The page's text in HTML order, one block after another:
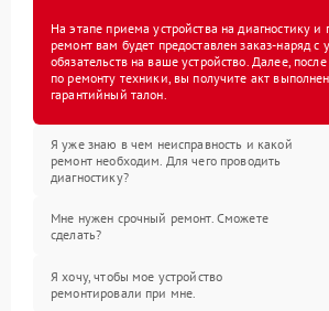
На этапе приема устройства на диагностику
ремонт вам будет предоставлен заказ-наряд с
обязательств на ваше устройство. Далее,
по ремонту техники, вы получите акт
гарантийный талон.
Я уже знаю в чем неисправность и какой
ремонт необходим. Для чего проводить
диагностику?
Мне нужен срочный ремонт. Сможете
сделать?
Я хочу, чтобы мое устройство
ремонтировали при мне.